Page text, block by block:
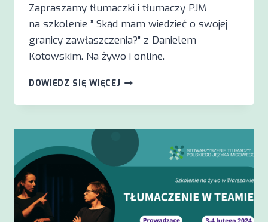
Zapraszamy tłumaczki i tłumaczy PJM
na szkolenie ” Skąd mam wiedzieć o swojej
granicy zawłaszczenia?” z Danielem
Kotowskim. Na żywo i online.
DOWIEDZ SIĘ WIĘCEJ ??
MAM
O
GRANICY
ZAWŁASZCZENIA?